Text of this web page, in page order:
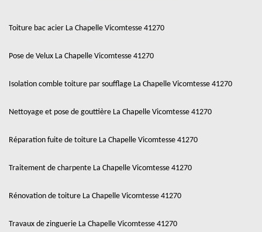
Toiture bac acier La Chapelle Vicomtesse 41270
Pose de Velux La Chapelle Vicomtesse 41270
Isolation comble toiture par soufflage La Chapelle Vicomtesse 41270
Nettoyage et pose de gouttière La Chapelle Vicomtesse 41270
Réparation fuite de toiture La Chapelle Vicomtesse 41270
Traitement de charpente La Chapelle Vicomtesse 41270
Rénovation de toiture La Chapelle Vicomtesse 41270
Travaux de zinguerie La Chapelle Vicomtesse 41270